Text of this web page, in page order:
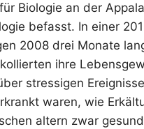
Biologie an der
befasst. In einer
2008 drei Monate
ihre
stressigen
waren, wie
altern zwar